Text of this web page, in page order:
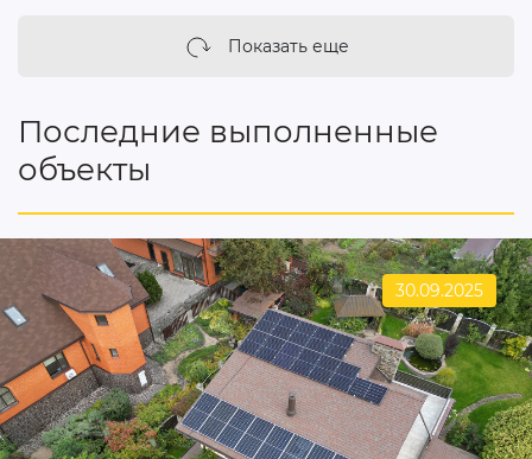
Показать еще
Последние выполненные
объекты
30.09.2025